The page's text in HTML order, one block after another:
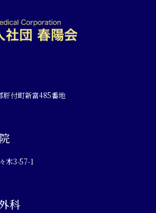
付町新富485番地
木3-57-1
科